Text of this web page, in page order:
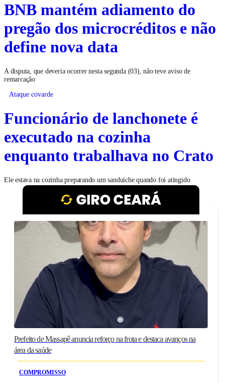
BNB mantém adiamento do
pregão dos microcréditos e não
define nova data
A disputa, que deveria ocorrer nesta segunda (03), não teve aviso de
remarcação
Ataque covarde
Funcionário de lanchonete é
executado na cozinha
enquanto trabalhava no Crato
Ele estava na cozinha preparando um sanduíche quando foi atingido
Prefeito de Massapê anuncia reforço na frota e destaca avanços na
área da saúde
COMPROMISSO